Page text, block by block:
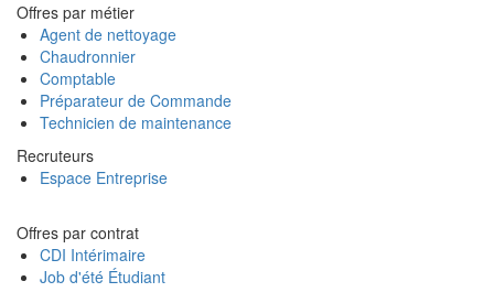
Offres par métier
Agent de nettoyage
Chaudronnier
Comptable
Préparateur de Commande
Technicien de maintenance
Recruteurs
Espace Entreprise
Offres par contrat
CDI Intérimaire
Job d'été Étudiant